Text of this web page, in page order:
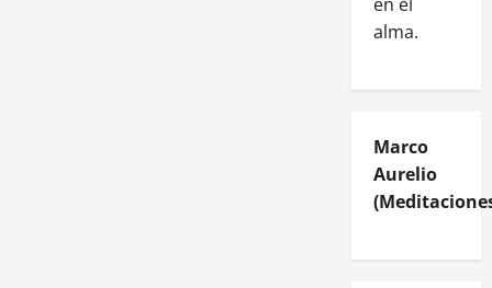
alma.
Marco
Aurelio